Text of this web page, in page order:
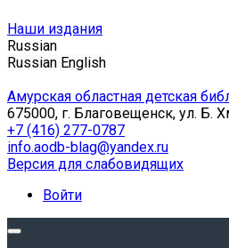
Наши издания
Russian
Russian English
Амурская областная детская
675000, г. Благовещенск, ул. Б.
+7 (416) 277-0787
info.aodb-blag@yandex.ru
Версия для слабовидящих
Войти